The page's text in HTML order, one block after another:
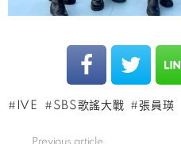
IVE SBS歌謠大戰 張員瑛